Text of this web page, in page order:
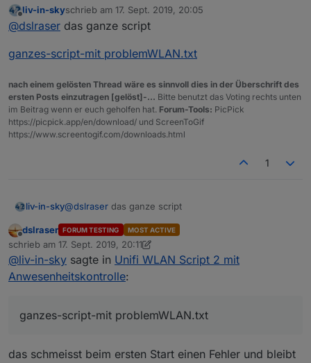
Script posten (nicht nur den geänderten Teil)
Irgendwie ist jetzt was doppelt und an anderen Stellen
Offline
liv-in-skyschrieb am 17. Sept. 2019, 20:05
zuletzt editiert von
@dslraser das ganze script
ganzes-script-mit problemWLAN.txt
nach einem gelösten Thread wäre es sinnvoll dies in der Überschrift des
ersten Posts einzutragen [gelöst]-... Bitte benutzt das Voting rechts unten
im Beitrag wenn er euch geholfen hat. Forum-Tools: PicPick
https://picpick.app/en/download/ und ScreenToGif
https://www.screentogif.com/downloads.html
1
liv-in-sky@dslraser das ganze script
ganzes-script-mit problemWLAN.txt
Offline
dslraser FORUM TESTING MOST ACTIVE
schrieb am 17. Sept. 2019, 20:11
zuletzt editiert von dslraser
@liv-in-sky sagte in Unifi WLAN Script 2 mit
Anwesenheitskontrolle:
ganzes-script-mit problemWLAN.txt
das schmeisst beim ersten Start einen Fehler und bleibt